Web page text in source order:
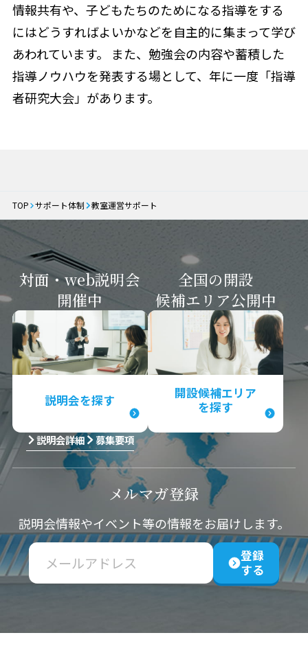
情報共有や、子どもたちのためになる指導をする
にはどうすればよいかなどを自主的に集まって学び
あわれています。 また、勉強会の内容や蓄積した
指導ノウハウを発表する場として、年に一度「指導
者研究大会」があります。
TOP サポート体制 教室運営サポート
対面・web説明会
開催中
説明会を探す
説明会詳細 募集要項
全国の開設
候補エリア公開中
開設候補エリア
を探す
メルマガ登録
説明会情報やイベント等の情報をお届けします。
登録
する